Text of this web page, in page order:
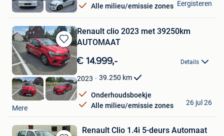
Alle milieu/emissie zones
Heusden
Eergisteren
Bewaren
in
Mijn
Favorieten
Renault clio 2023 met 39250km
AUTOMAAT
€ 14.999,- Details
2023 39.250 km
Onderhoudsboekje
Alle milieu/emissie zones
B&L CARS
Mere
26 jul 26
Renault Clio 1.4i 5-deurs Automaat